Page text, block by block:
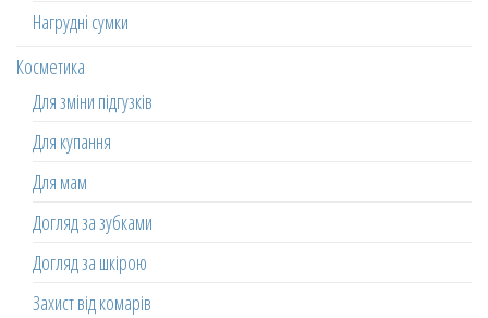
Нагрудні сумки
Косметика
Для зміни підгузків
Для купання
Для мам
Догляд за зубками
Догляд за шкірою
Захист від комарів